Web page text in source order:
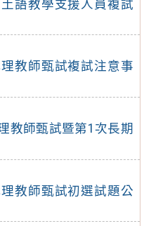
語教學支援人員複試
教師甄試複試注意事
教師甄試暨第1次長期
教師甄試初選試題公